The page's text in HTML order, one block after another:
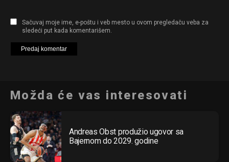
Sačuvaj moje ime, e-poštu i veb mesto u ovom pregledaču veba za
sledeći put kada komentarišem.
Možda će vas interesovati
Andreas Obst produžio ugovor sa
Bajernom do 2029. godine